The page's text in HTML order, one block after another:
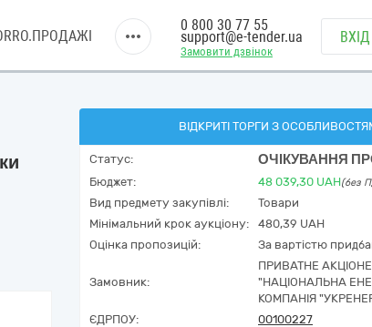
Замовити дзвінок
0 800 30 77 55
support@e-tender.ua ВХІД
ВІДКРИТІ ТОРГИ З
Статус: ОЧІКУВАННЯ
Бюджет: 48 039,30 UAH(без
Вид предмету закупівлі:
Товари
Мінімальний крок аукціону:
480,39 UAH
Оцінка пропозицій:
За вартістю
Замовник:
ПРИВАТНЕ
"НАЦІОНАЛЬНА
КОМПАНІЯ
ЄДРПОУ:
00100227